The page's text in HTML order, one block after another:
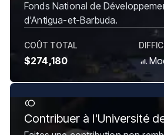
Fonds National de
d'Antigua-et-Barbuda.
COÛT TOTAL
$274,180
Contribuer à l'Université